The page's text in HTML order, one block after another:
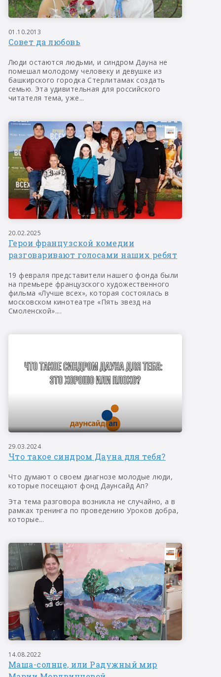
01.10.2013
Совет да любовь
Люди остаются людьми, и синдром Дауна не
помешал молодому человеку и девушке из
башкирского городка Стерлитамак создать
семью. Эта удивительная для российского
читателя тема, уже...
20.02.2025
Герои французской комедии
разговаривают голосами наших ребят
19 февраля представители нашего фонда были
на премьере французского художественного
фильма «Лучше всех», которая состоялась в
московском кинотеатре «Пять звезд на
Смоленской»....
29.03.2024
Что такое синдром Дауна для тебя?
Что думают о своем диагнозе молодые люди,
которые посещают фонд Даунсайд Ап?
Эта тема разговора возникла не случайно, а в
рамках тренинга по проведению Уроков добра,
которые...
14.08.2022
Маша-солнце, или Радужный мир